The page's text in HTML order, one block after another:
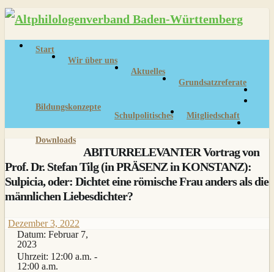
Skip
Start
Wir über uns
Aktuelles
Grundsatzreferate
Bildungskonzepte
Schulpolitisches
Mitgliedschaft
Downloads
ABITURRELEVANTER Vortrag von
Prof. Dr. Stefan Tilg (in PRÄSENZ in KONSTANZ):
Sulpicia, oder: Dichtet eine römische Frau anders als die
männlichen Liebesdichter?
Dezember 3, 2022
Datum: Februar 7,
2023
Uhrzeit: 12:00 a.m. -
12:00 a.m.